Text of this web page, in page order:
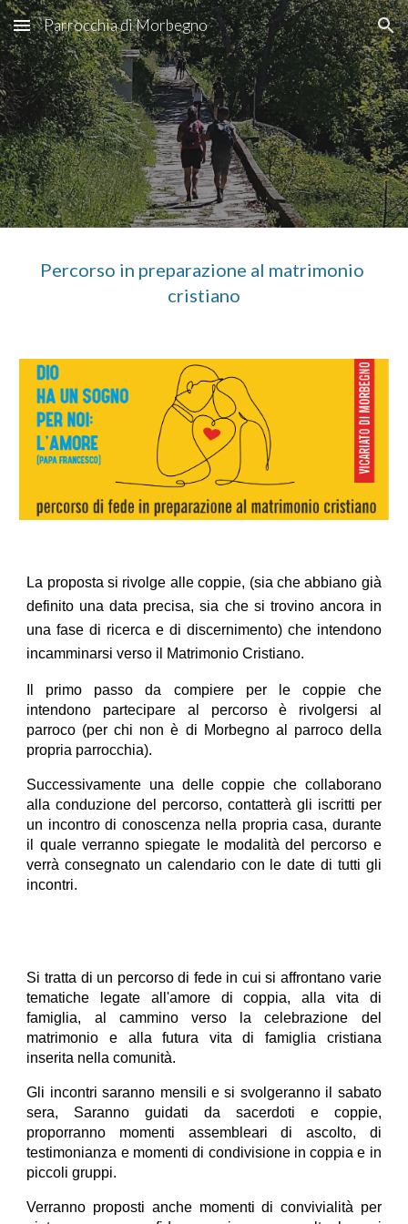
Skip to main content Skip to navigation
Parrocchia di Morbegno
Percorso in preparazione al matrimonio
cristiano
La proposta si rivolge alle coppie, (sia che abbiano già
definito una data precisa, sia che si trovino ancora in
una fase di ricerca e di discernimento) che intendono
incamminarsi verso il Matrimonio Cristiano.
Il primo passo da compiere per le coppie che
intendono partecipare al percorso è rivolgersi al
parroco (per chi non è di Morbegno al parroco della
propria parrocchia).
Successivamente una delle coppie che collaborano
alla conduzione del percorso, contatterà gli iscritti per
un incontro di conoscenza nella propria casa, durante
il quale verranno spiegate le modalità del percorso e
verrà consegnato un calendario con le date di tutti gli
incontri.
Si tratta di un percorso di fede in cui si affrontano varie
tematiche legate all'amore di coppia, alla vita di
famiglia, al cammino verso la celebrazione del
matrimonio e alla futura vita di famiglia cristiana
inserita nella comunità.
Gli incontri saranno mensili e si svolgeranno il sabato
sera, Saranno guidati da sacerdoti e coppie,
proporranno momenti assembleari di ascolto, di
testimonianza e momenti di condivisione in coppia e in
piccoli gruppi.
Verranno proposti anche momenti di convivialità per